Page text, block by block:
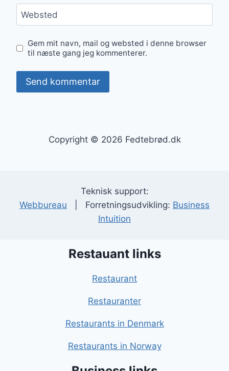
Websted
Gem mit navn, mail og websted i denne browser
til næste gang jeg kommenterer.
Copyright © 2026 Fedtebrød.dk
Teknisk support:
Webbureau | Forretningsudvikling: Business
Intuition
Restauant links
Restaurant
Restauranter
Restaurants in Denmark
Restaurants in Norway